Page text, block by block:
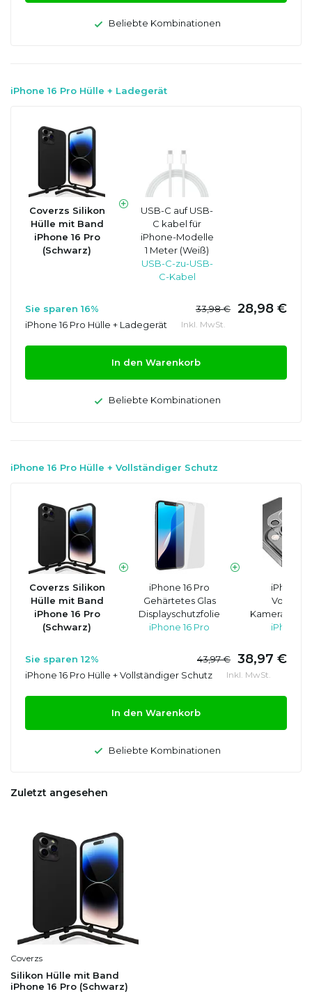
Beliebte Kombinationen
iPhone 16 Pro Hülle + Ladegerät
Coverzs Silikon
Hülle mit Band
iPhone 16 Pro
(Schwarz)
USB-C auf USB-
C kabel für
iPhone-Modelle
1 Meter (Weiß)
USB-C-zu-USB-
C-Kabel
Sie sparen 16% 33,98 € 28,98 €
iPhone 16 Pro Hülle + Ladegerät Inkl. MwSt.
In den Warenkorb
Beliebte Kombinationen
iPhone 16 Pro Hülle + Vollständiger Schutz
Coverzs Silikon
Hülle mit Band
iPhone 16 Pro
(Schwarz)
iPhone 16 Pro
Gehärtetes Glas
Displayschutzfolie
iPhone 16 Pro
iPhone
iPhone
Sie sparen 12% 43,97 € 38,97 €
iPhone 16 Pro Hülle + Vollständiger Schutz Inkl. MwSt.
In den Warenkorb
Beliebte Kombinationen
Zuletzt angesehen
Coverzs
Silikon Hülle mit Band
iPhone 16 Pro (Schwarz)